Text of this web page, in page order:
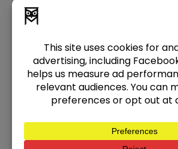
Galerías Jardín -